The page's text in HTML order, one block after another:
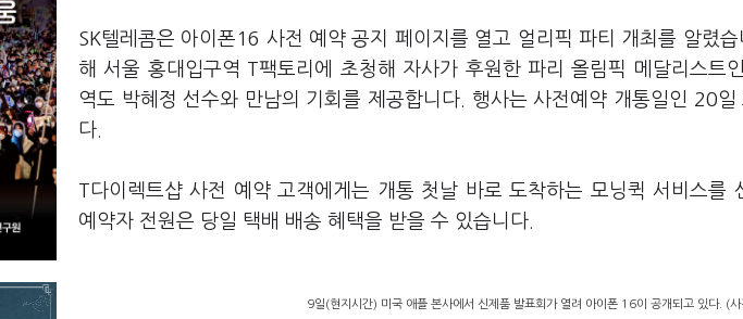
SK텔레콤은 아이폰16 사전 예약 공지 페이지를 열고 얼리픽 파티 개최를 알렸
해 서울 홍대입구역 T팩토리에 초청해 자사가 후원한 파리 올림픽 메달리스트
역도 박혜정 선수와 만남의 기회를 제공합니다. 행사는 사전예약 개통일인 20
다.
T다이렉트샵 사전 예약 고객에게는 개통 첫날 바로 도착하는 모닝퀵 서비스를
예약자 전원은 당일 택배 배송 혜택을 받을 수 있습니다.
9일(현지시간) 미국 애플 본사에서 신제품 발표회가 열려 아이폰 16이 공개되고 있다. (